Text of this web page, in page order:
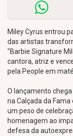
Miley Cyrus entrou
das artistas
"Barbie Signature
cantora, atriz e
pela People em
O lançamento
na Calçada da
um peso de
homenagem ao
defesa da